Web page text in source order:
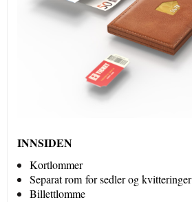
INNSIDEN
Kortlommer
Separat rom for sedler og kvitteringer
Billettlomme